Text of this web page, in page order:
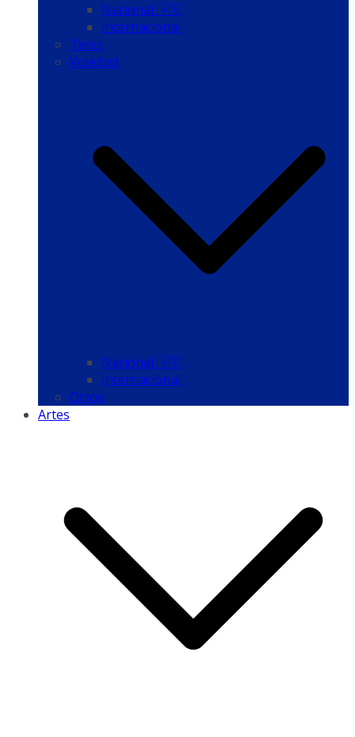
Nacional 🇻🇪
Internacional
Tenis
Voleibol
Nacional 🇻🇪
Internacional
Otros
Artes